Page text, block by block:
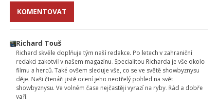
KOMENTOVAT
Richard Touš
Richard skvěle doplňuje tým naší redakce. Po letech v zahraniční
redakci zakotvil v našem magazínu. Specialitou Richarda je vše okolo
filmu a herců. Také ovšem sleduje vše, co se ve světě showbyznysu
děje. Naši čtenáři jistě ocení jeho neotřelý pohled na svět
showbyznysu. Ve volném čase nejčastěji vyrazí na ryby. Rád a dobře
vaří.